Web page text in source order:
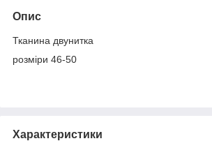
Опис
Тканина двунитка
розміри 46-50
Характеристики